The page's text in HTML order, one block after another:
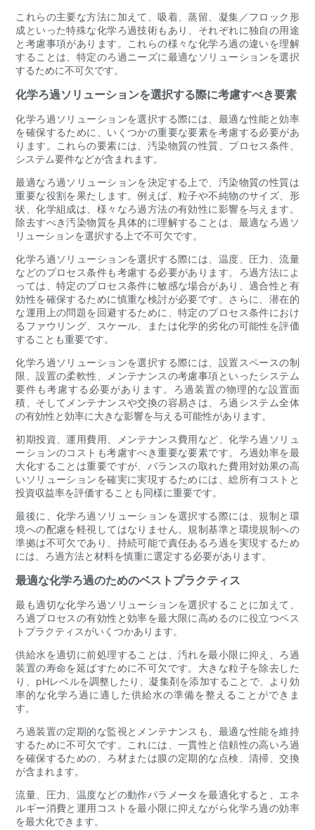
これらの主要な方法に加えて、吸着、蒸留、凝集／フロック形
成といった特殊な化学ろ過技術もあり、それぞれに独自の用途
と考慮事項があります。これらの様々な化学ろ過の違いを理解
することは、特定のろ過ニーズに最適なソリューションを選択
するために不可欠です。
化学ろ過ソリューションを選択する際に考慮すべき要素
化学ろ過ソリューションを選択する際には、最適な性能と効率
を確保するために、いくつかの重要な要素を考慮する必要があ
ります。これらの要素には、汚染物質の性質、プロセス条件、
システム要件などが含まれます。
最適なろ過ソリューションを決定する上で、汚染物質の性質は
重要な役割を果たします。例えば、粒子や不純物のサイズ、形
状、化学組成は、様々なろ過方法の有効性に影響を与えます。
除去すべき汚染物質を具体的に理解することは、最適なろ過ソ
リューションを選択する上で不可欠です。
化学ろ過ソリューションを選択する際には、温度、圧力、流量
などのプロセス条件も考慮する必要があります。ろ過方法によ
っては、特定のプロセス条件に敏感な場合があり、適合性と有
効性を確保するために慎重な検討が必要です。さらに、潜在的
な運用上の問題を回避するために、特定のプロセス条件におけ
るファウリング、スケール、または化学的劣化の可能性を評価
することも重要です。
化学ろ過ソリューションを選択する際には、設置スペースの制
限、設置の柔軟性、メンテナンスの考慮事項といったシステム
要件も考慮する必要があります。ろ過装置の物理的な設置面
積、そしてメンテナンスや交換の容易さは、ろ過システム全体
の有効性と効率に大きな影響を与える可能性があります。
初期投資、運用費用、メンテナンス費用など、化学ろ過ソリュ
ーションのコストも考慮すべき重要な要素です。ろ過効率を最
大化することは重要ですが、バランスの取れた費用対効果の高
いソリューションを確実に実現するためには、総所有コストと
投資収益率を評価することも同様に重要です。
最後に、化学ろ過ソリューションを選択する際には、規制と環
境への配慮を軽視してはなりません。規制基準と環境規制への
準拠は不可欠であり、持続可能で責任あるろ過を実現するため
には、ろ過方法と材料を慎重に選定する必要があります。
最適な化学ろ過のためのベストプラクティス
最も適切な化学ろ過ソリューションを選択することに加えて、
ろ過プロセスの有効性と効率を最大限に高めるのに役立つベス
トプラクティスがいくつかあります。
供給水を適切に前処理することは、汚れを最小限に抑え、ろ過
装置の寿命を延ばすために不可欠です。大きな粒子を除去した
り、pHレベルを調整したり、凝集剤を添加することで、より効
率的な化学ろ過に適した供給水の準備を整えることができま
す。
ろ過装置の定期的な監視とメンテナンスも、最適な性能を維持
するために不可欠です。これには、一貫性と信頼性の高いろ過
を確保するための、ろ材または膜の定期的な点検、清掃、交換
が含まれます。
流量、圧力、温度などの動作パラメータを最適化すると、エネ
ルギー消費と運用コストを最小限に抑えながら化学ろ過の効率
を最大化できます。